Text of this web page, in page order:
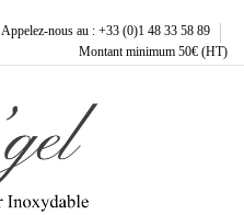
Appelez-nous au : +33 (0)1 48 33 58 89
Montant minimum 50€ (HT)